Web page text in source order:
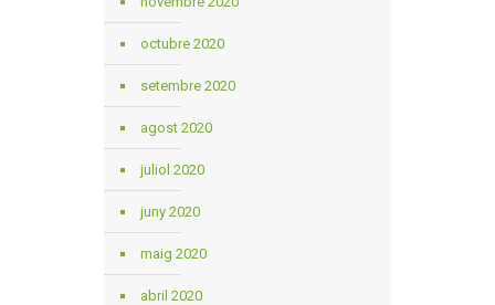
octubre 2020
setembre 2020
agost 2020
juliol 2020
juny 2020
maig 2020
abril 2020